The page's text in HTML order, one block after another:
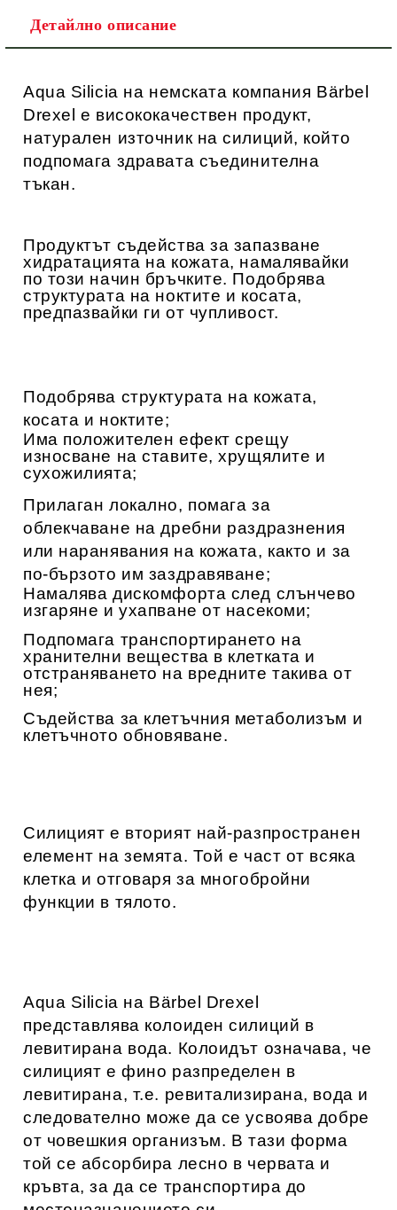
Детайлно описание
Aqua Silicia на немската компания Bärbel
Drexel е висококачествен продукт,
натурален източник на силиций, който
подпомага здравата съединителна
тъкан.
Продуктът съдейства за запазване
хидратацията на кожата, намалявайки
по този начин бръчките. Подобрява
структурата на ноктите и косата,
предпазвайки ги от чупливост.
Подобрява структурата на кожата,
косата и ноктите;
Има положителен ефект срещу
износване на ставите, хрущялите и
сухожилията;
Прилаган локално, помага за
облекчаване на дребни раздразнения
или наранявания на кожата, както и за
по-бързото им заздравяване;
Намалява дискомфорта след слънчево
изгаряне и ухапване от насекоми;
Подпомага транспортирането на
хранителни вещества в клетката и
отстраняването на вредните такива от
нея;
Съдейства за клетъчния метаболизъм и
клетъчното обновяване.
Силицият е вторият най-разпространен
елемент на земята. Той е част от всяка
клетка и отговаря за многобройни
функции в тялото.
Aqua Silicia на Bärbel Drexel
представлява колоиден силиций в
левитирана вода. Колоидът означава, че
силицият е фино разпределен в
левитирана, т.е. ревитализирана, вода и
следователно може да се усвоява добре
от човешкия организъм. В тази форма
той се абсорбира лесно в червата и
кръвта, за да се транспортира до